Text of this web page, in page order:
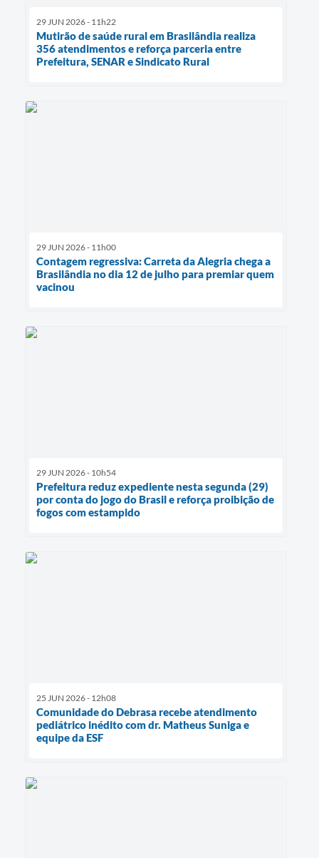
29 JUN 2026 - 11h22
Mutirão de saúde rural em Brasilândia realiza
356 atendimentos e reforça parceria entre
Prefeitura, SENAR e Sindicato Rural
29 JUN 2026 - 11h00
Contagem regressiva: Carreta da Alegria chega a
Brasilândia no dia 12 de julho para premiar quem
vacinou
29 JUN 2026 - 10h54
Prefeitura reduz expediente nesta segunda (29)
por conta do jogo do Brasil e reforça proibição de
fogos com estampido
25 JUN 2026 - 12h08
Comunidade do Debrasa recebe atendimento
pediátrico inédito com dr. Matheus Suniga e
equipe da ESF